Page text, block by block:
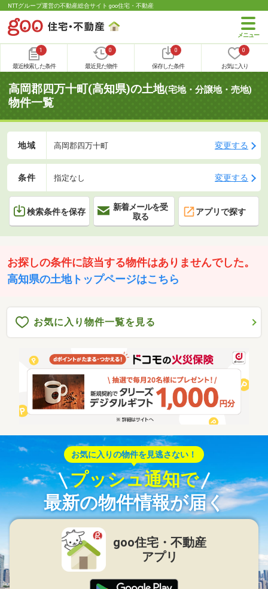
NTTグループ運営の不動産総合サイト goo住宅・不動産
1
最近検索した条件
0
最近見た物件
0
保存した条件
0
お気に入り
高岡郡四万十町(高知県)の土地(宅地・分譲地・売地)
物件一覧
地域 高岡郡四万十町 変更する
条件 指定なし 変更する
検索条件を保存
新着メールを受
取る
アプリで探す
お探しの条件に該当する物件はありませんでした。
高知県の土地トップページはこちら
お気に入り物件一覧を見る
お気に入りの物件を見逃さない！
プッシュ通知で
最新の物件情報が届く
goo住宅・不動産
アプリ